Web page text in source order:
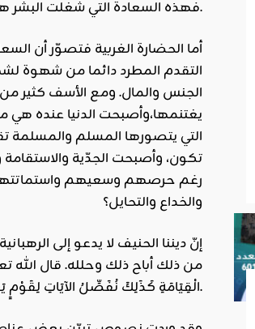
فهذه السعادة التي شغلت البشر هي شعور داخلي يظهر في الإحساس بالسكينة وراحة البال وانشراح الصدر. فهي في كلمة:طمأنينة القلب.
أما الحضارة الغربية فتصوّر أن
التقدم المطرد دائما من شهوة
الجنس والمال. ومع الأسف كثير
يغتنمها،وأصبحت الدنيا عنده هي
التي يتصورها المسلم والمسلمة
تكون، وأصبحت الجدّية
رغم حرصهم وسعيهم واستماتتهم
والخداع والتحايل؟
إنّ ديننا الحنيف لا يدعو إلى
من ذلك أباح ذلك وحلله. قال الله
الْقِيَامَةِ كَذَلِكَ نُفَصِّلُ الآيَاتِ لِقَوْمٍ يَعْلَمُونَ}.